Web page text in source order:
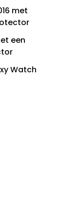
met
een
Watch